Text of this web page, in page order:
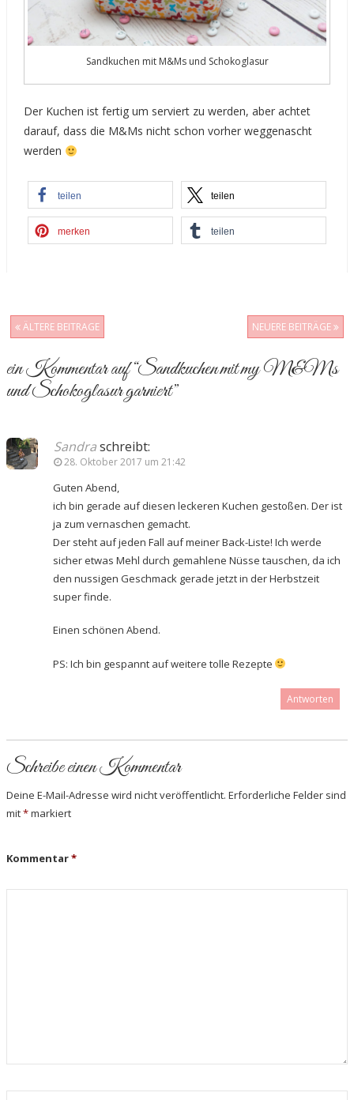
Sandkuchen mit M&Ms und Schokoglasur
Der Kuchen ist fertig um serviert zu werden, aber achtet
darauf, dass die M&Ms nicht schon vorher weggenascht
werden
teilen teilen
merken teilen
Post navigation
ÄLTERE BEITRAGE NEUERE BEITRÄGE
ein Kommentar auf “Sandkuchen mit my M&Ms
und Schokoglasur garniert”
Sandraschreibt:
28. Oktober 2017 um 21:42
Guten Abend,
ich bin gerade auf diesen leckeren Kuchen gestoßen. Der ist
ja zum vernaschen gemacht.
Der steht auf jeden Fall auf meiner Back-Liste! Ich werde
sicher etwas Mehl durch gemahlene Nüsse tauschen, da ich
den nussigen Geschmack gerade jetzt in der Herbstzeit
super finde.
Einen schönen Abend.
PS: Ich bin gespannt auf weitere tolle Rezepte
Antworten
Schreibe einen Kommentar
Deine E-Mail-Adresse wird nicht veröffentlicht. Erforderliche Felder sind
mit*markiert
Kommentar*